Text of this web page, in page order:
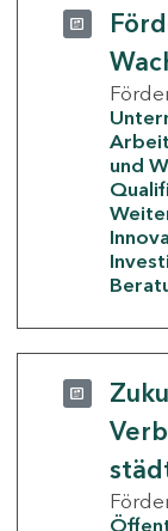
und